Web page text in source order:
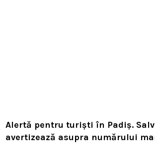
Alertă pentru turiști în Padiș.
avertizează asupra numărului